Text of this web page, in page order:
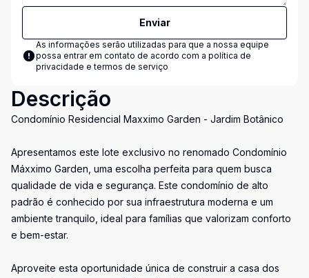
Enviar
As informações serão utilizadas para que a nossa equipe
possa entrar em contato de acordo com a política de
privacidade e termos de serviço
Descrição
Condomínio Residencial Maxximo Garden - Jardim Botânico
Apresentamos este lote exclusivo no renomado Condomínio
Máxximo Garden, uma escolha perfeita para quem busca
qualidade de vida e segurança. Este condomínio de alto
padrão é conhecido por sua infraestrutura moderna e um
ambiente tranquilo, ideal para famílias que valorizam conforto
e bem-estar.
Aproveite esta oportunidade única de construir a casa dos